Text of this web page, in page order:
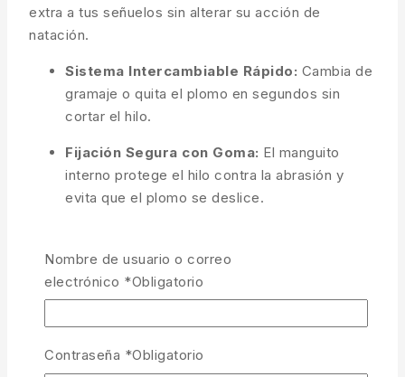
extra a tus señuelos sin alterar su acción de
natación.
Sistema Intercambiable Rápido: Cambia de
gramaje o quita el plomo en segundos sin
cortar el hilo.
Fijación Segura con Goma: El manguito
interno protege el hilo contra la abrasión y
evita que el plomo se deslice.
bajo el agua, ideal para mantener la máxima
discreción.
flotabilidad deswimbaits
Nombre de usuario o correo
electrónico *Obligatorio
Contraseña *Obligatorio